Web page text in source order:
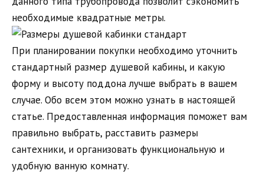
необходимые квадратные метры.
При планировании покупки необходимо уточнить
стандартный размер душевой кабины, и какую
форму и высоту поддона лучше выбрать в вашем
случае. Обо всем этом можно узнать в настоящей
статье. Предоставленная информация поможет вам
правильно выбрать, расставить размеры
сантехники, и организовать функциональную и
удобную ванную комнату.